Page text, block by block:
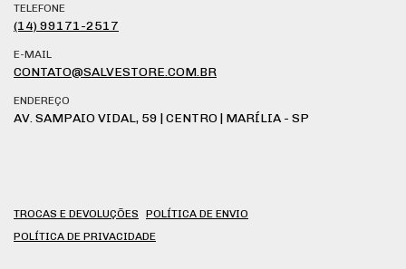
TELEFONE
(14) 99171-2517
E-MAIL
CONTATO@SALVESTORE.COM.BR
ENDEREÇO
AV. SAMPAIO VIDAL, 59 | CENTRO | MARÍLIA - SP
TROCAS E DEVOLUÇÕES
POLÍTICA DE ENVIO
POLÍTICA DE PRIVACIDADE